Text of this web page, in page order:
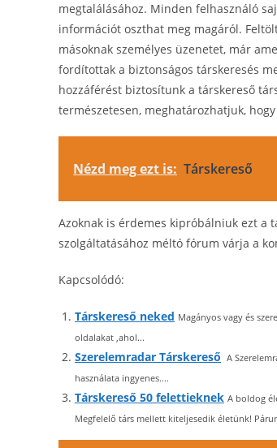
megtalálásához. Minden felhasználó
információt oszthat meg magáról.
másoknak személyes üzenetet, már
fordítottak a biztonságos társkeresés
hozzáférést biztosítunk a társkereső
természetesen, meghatározhatjuk,
Nézd meg ezt is: Társkereső
Azoknak is érdemes kipróbálniuk ezt a
szolgáltatásához méltó fórum várja a
Kapcsolódó:
Társkereső neked Magányos vagy és
oldalakat ,ahol...
Szerelemradar Társkereső A
használata ingyenes....
Társkereső 50 felettieknek A boldog
Megfelelő társ mellett kiteljesedik életünk!